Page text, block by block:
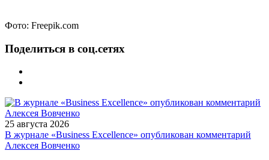
Фото: Freepik.com
Поделиться в соц.сетях
25 августа 2026
В журнале «Business Excellence» опубликован комментарий
Алексея Вовченко